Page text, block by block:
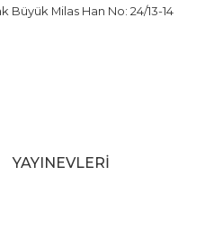
Milas Han No: 24/13-14
YAYINEVLERI